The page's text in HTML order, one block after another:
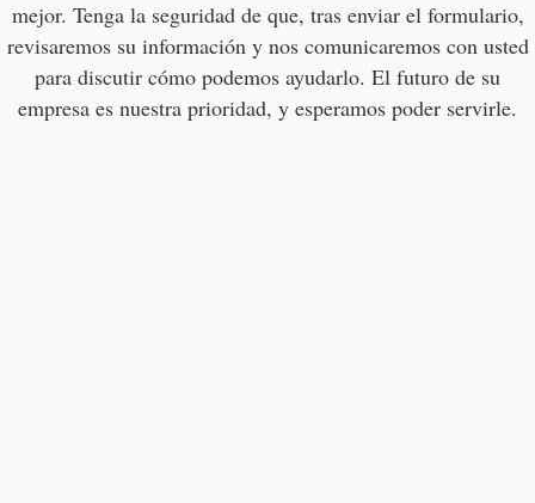
mejor. Tenga la seguridad de que, tras enviar el formulario,
revisaremos su información y nos comunicaremos con usted
para discutir cómo podemos ayudarlo. El futuro de su
empresa es nuestra prioridad, y esperamos poder servirle.